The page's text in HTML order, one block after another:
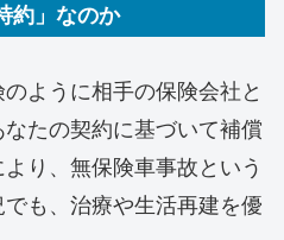
約」なのか
ように相手の保険会社と
たの契約に基づいて補償
り、無保険車事故という
も、治療や生活再建を優